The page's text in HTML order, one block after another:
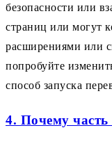
безопасности или
страниц или могут
расширениями или
попробуйте
способ запуска
4. Почему часть